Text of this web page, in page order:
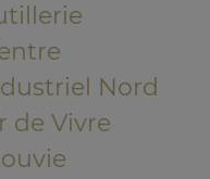
Nord
de Vivre